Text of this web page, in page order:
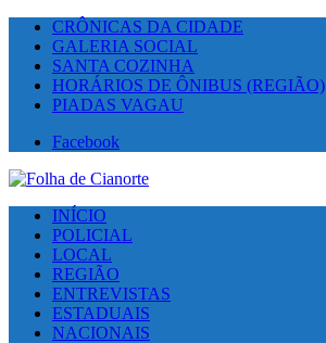
CRÔNICAS DA CIDADE
GALERIA SOCIAL
SANTA COZINHA
HORÁRIOS DE ÔNIBUS (REGIÃO)
PIADAS VAGAU
Facebook
INÍCIO
POLICIAL
LOCAL
REGIÃO
ENTREVISTAS
ESTADUAIS
NACIONAIS